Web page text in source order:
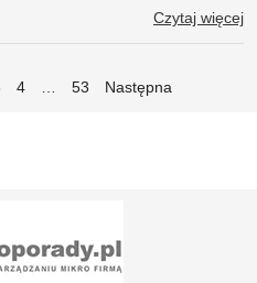
Czytaj więcej
4 … 53 Następna